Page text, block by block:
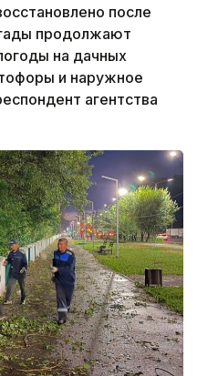
после
продолжают
на дачных
и наружное
агентства